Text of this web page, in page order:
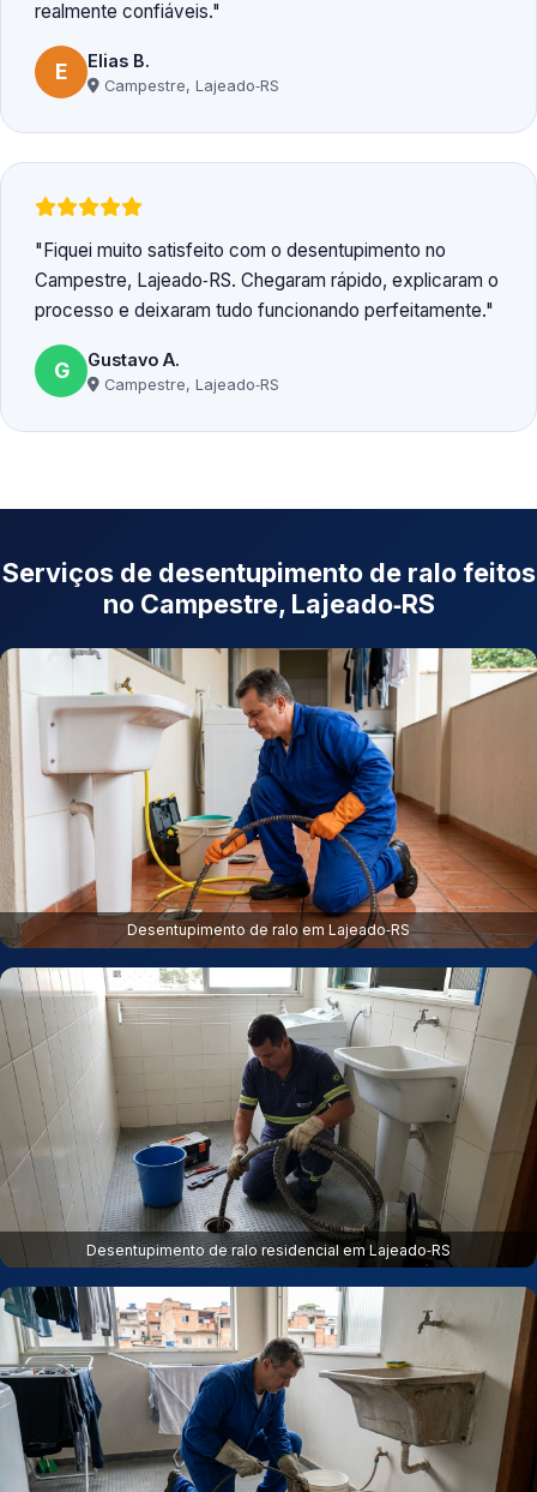
realmente confiáveis.
E Elias B.
Campestre, Lajeado‑RS
Fiquei muito satisfeito com o desentupimento no
Campestre, Lajeado‑RS. Chegaram rápido, explicaram o
processo e deixaram tudo funcionando perfeitamente.
G Gustavo A.
Campestre, Lajeado‑RS
Serviços de desentupimento de ralo feitos
no Campestre, Lajeado‑RS
Desentupimento de ralo em Lajeado‑RS
Desentupimento de ralo residencial em Lajeado‑RS